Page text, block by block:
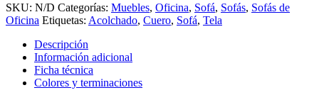
SKU: N/D Categorías: Muebles, Oficina, Sofá, Sofás, Sofás de
Oficina Etiquetas: Acolchado, Cuero, Sofá, Tela
Descripción
Información adicional
Ficha técnica
Colores y terminaciones